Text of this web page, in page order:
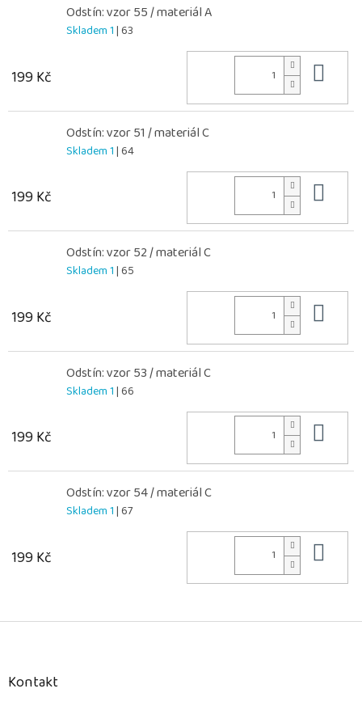
Odstín: vzor 55 / materiál A
Skladem 1| 63
199 Kč
Odstín: vzor 51 / materiál C
Skladem 1| 64
199 Kč
Odstín: vzor 52 / materiál C
Skladem 1| 65
199 Kč
Odstín: vzor 53 / materiál C
Skladem 1| 66
199 Kč
Odstín: vzor 54 / materiál C
Skladem 1| 67
199 Kč
Z
Kontakt